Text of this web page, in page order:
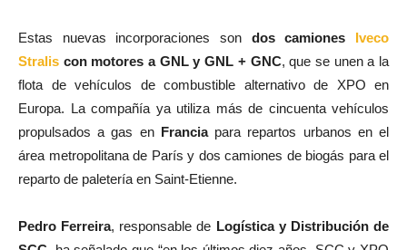
Estas nuevas incorporaciones son dos camiones
Iveco
Stralis con motores a GNL y GNL + GNC, que se unen a la
flota de vehículos de combustible alternativo de XPO en
Europa. La compañía ya utiliza más de cincuenta vehículos
propulsados a gas en Franciapara repartos urbanos en el
área metropolitana de París y dos camiones de biogás para el
reparto de paletería en Saint-Etienne.
Pedro Ferreira, responsable de Logística y Distribución de